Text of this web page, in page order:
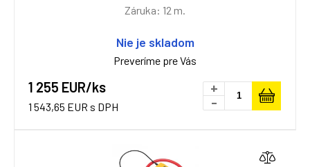
Záruka: 12 m.
Nie je skladom
Preveríme pre Vás
1 255 EUR/ks
1 543,65 EUR s DPH
+
-